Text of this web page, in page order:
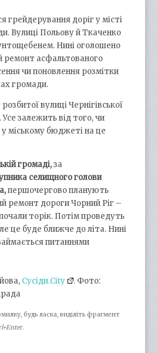
грейдерування доріг у місті
Вулиці Польову й Ткаченко
Нині оголошено
ремонт асфальтованого
чи поновлення розмітки
громади.
вулиці Чернігівської
залежить від того, чи
міському бюджеті на це
громаді,за
селищного голови
першочергово планують
ремонт дороги Чорний Ріг –
торік. Потім проведуть
це буде ближче до літа. Нині
питаннями
Cусіди.Сіty
. Фото:
будь ласка, виділіть фрагмент
.